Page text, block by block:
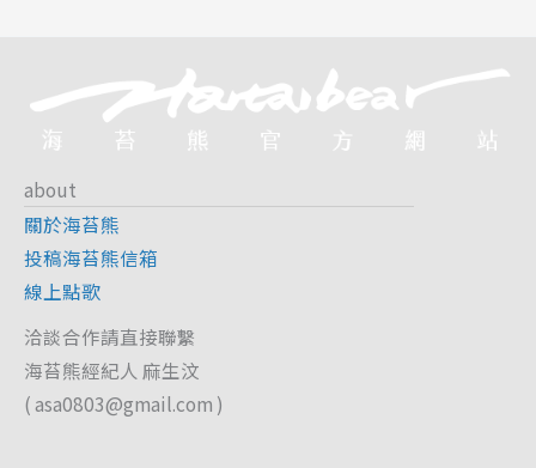
about
關於海苔熊
投稿海苔熊信箱
線上點歌
洽談合作請直接聯繫
海苔熊經紀人 麻生汶
(asa0803@gmail.com )